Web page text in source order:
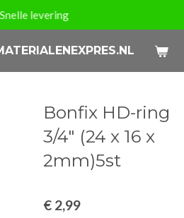
Snelle levering
Bonfix HD-ring
3/4″ (24 x 16 x
2mm)5st
€ 2,99